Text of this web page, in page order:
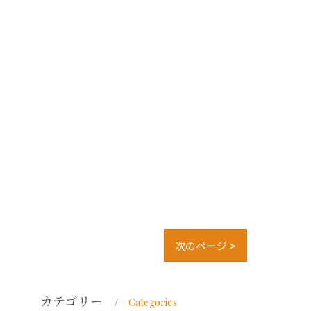
次のページ >
カテゴリー Categories